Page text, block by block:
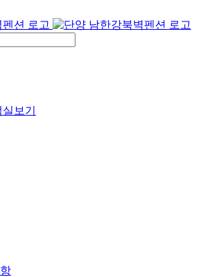
보기